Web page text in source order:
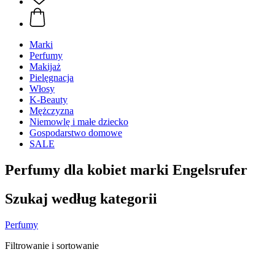
Marki
Perfumy
Makijaż
Pielęgnacja
Włosy
K-Beauty
Mężczyzna
Niemowlę i małe dziecko
Gospodarstwo domowe
SALE
Perfumy dla kobiet marki Engelsrufer
Szukaj według kategorii
Perfumy
Filtrowanie i sortowanie